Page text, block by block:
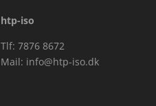
htp-iso
Tlf: 7876 8672
Mail: info@htp-iso.dk